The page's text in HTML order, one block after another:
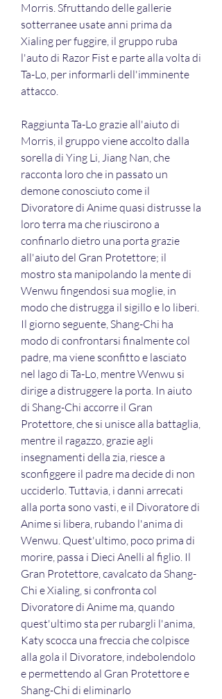
Morris. Sfruttando delle gallerie
sotterranee usate anni prima da
Xialing per fuggire, il gruppo ruba
l'auto di Razor Fist e parte alla volta di
Ta-Lo, per informarli dell'imminente
attacco.
Raggiunta Ta-Lo grazie all'aiuto di
Morris, il gruppo viene accolto dalla
sorella di Ying Li, Jiang Nan, che
racconta loro che in passato un
demone conosciuto come il
Divoratore di Anime quasi distrusse la
loro terra ma che riuscirono a
confinarlo dietro una porta grazie
all'aiuto del Gran Protettore; il
mostro sta manipolando la mente di
Wenwu fingendosi sua moglie, in
modo che distrugga il sigillo e lo liberi.
Il giorno seguente, Shang-Chi ha
modo di confrontarsi finalmente col
padre, ma viene sconfitto e lasciato
nel lago di Ta-Lo, mentre Wenwu si
dirige a distruggere la porta. In aiuto
di Shang-Chi accorre il Gran
Protettore, che si unisce alla battaglia,
mentre il ragazzo, grazie agli
insegnamenti della zia, riesce a
sconfiggere il padre ma decide di non
ucciderlo. Tuttavia, i danni arrecati
alla porta sono vasti, e il Divoratore di
Anime si libera, rubando l'anima di
Wenwu. Quest'ultimo, poco prima di
morire, passa i Dieci Anelli al figlio. Il
Gran Protettore, cavalcato da Shang-
Chi e Xialing, si confronta col
Divoratore di Anime ma, quando
quest'ultimo sta per rubargli l'anima,
Katy scocca una freccia che colpisce
alla gola il Divoratore, indebolendolo
e permettendo al Gran Protettore e
Shang-Chi di eliminarlo